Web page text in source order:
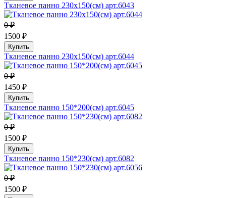
Тканевое панно 230х150(см) арт.6043
0 ₽
1500 ₽
Купить
Тканевое панно 230х150(см) арт.6044
0 ₽
1450 ₽
Купить
Тканевое панно 150*200(см) арт.6045
0 ₽
1500 ₽
Купить
Тканевое панно 150*230(см) арт.6082
0 ₽
1500 ₽